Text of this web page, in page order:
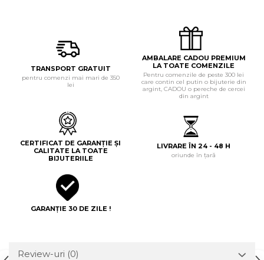
TRANSPORT GRATUIT
pentru comenzi mai mari de 350
lei
AMBALARE CADOU PREMIUM
LA TOATE COMENZILE
Pentru comenzile de peste 300 lei
care contin cel putin o bijuterie din
argint, CADOU o pereche de cercei
din argint
CERTIFICAT DE GARANȚIE ȘI
CALITATE LA TOATE
BIJUTERIILE
LIVRARE ÎN 24 - 48 H
oriunde în țară
GARANȚIE 30 DE ZILE !
Review-uri (0)